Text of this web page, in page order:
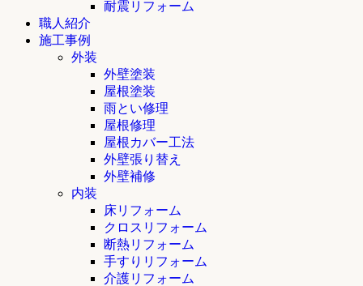
耐震リフォーム
職人紹介
施工事例
外装
外壁塗装
屋根塗装
雨とい修理
屋根修理
屋根カバー工法
外壁張り替え
外壁補修
内装
床リフォーム
クロスリフォーム
断熱リフォーム
手すりリフォーム
介護リフォーム